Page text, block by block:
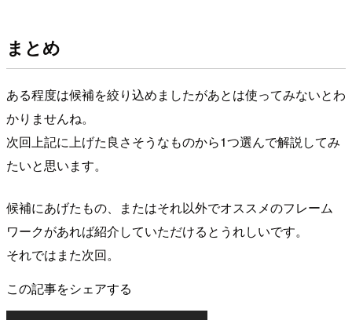
まとめ
ある程度は候補を絞り込めましたがあとは使ってみないとわ
かりませんね。
次回上記に上げた良さそうなものから1つ選んで解説してみ
たいと思います。
候補にあげたもの、またはそれ以外でオススメのフレーム
ワークがあれば紹介していただけるとうれしいです。
それではまた次回。
この記事をシェアする